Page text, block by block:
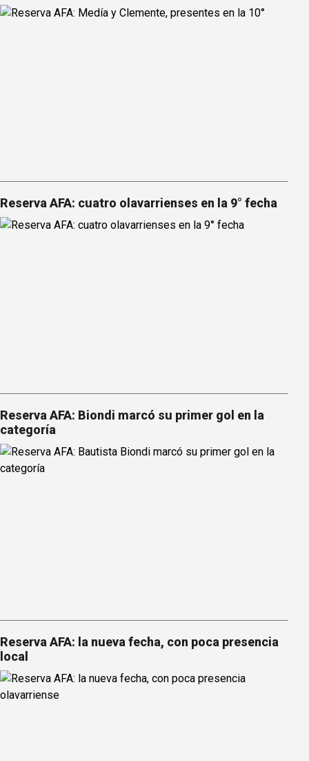
Reserva AFA: cuatro olavarrienses en la 9° fecha
Reserva AFA: Biondi marcó su primer gol en la
categoría
Reserva AFA: la nueva fecha, con poca presencia
local